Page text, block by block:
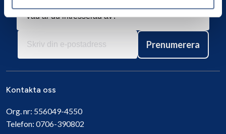
Prenumerera
Kontakta oss
Org. nr: 556049-4550
Telefon: 0706-390802